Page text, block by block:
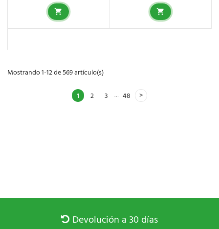
Mostrando 1-12 de 569 artículo(s)
1 2 3 … 48
Devolución a 30 días